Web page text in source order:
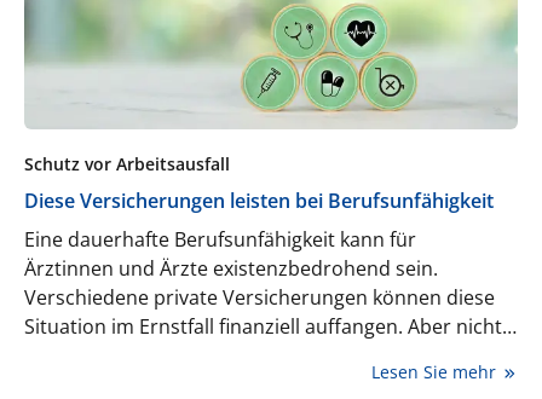
Schutz vor Arbeitsausfall
Diese Versicherungen leisten bei Berufsunfähigkeit
Eine dauerhafte Berufsunfähigkeit kann für
Ärztinnen und Ärzte existenzbedrohend sein.
Verschiedene private Versicherungen können diese
Situation im Ernstfall finanziell auffangen. Aber nicht
geeignet. Die wichtigsten Fakten auf einen Blick.
Lesen Sie mehr